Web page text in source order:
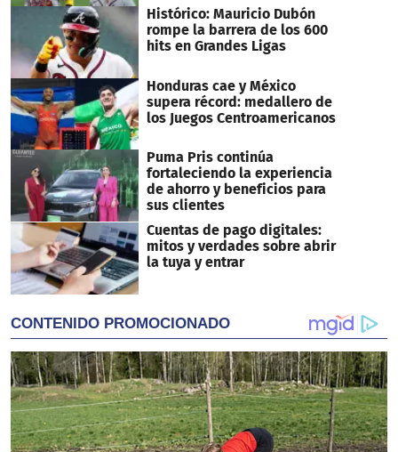
Histórico: Mauricio Dubón
rompe la barrera de los 600
hits en Grandes Ligas
Honduras cae y México
supera récord: medallero de
los Juegos Centroamericanos
Puma Pris continúa
fortaleciendo la experiencia
de ahorro y beneficios para
sus clientes
Cuentas de pago digitales:
mitos y verdades sobre abrir
la tuya y entrar